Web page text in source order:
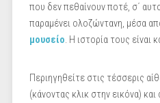
που δεν πεθαίνουν ποτέ, σ΄
παραμένει ολοζώντανη, μέσα
μουσείο. Η ιστορία τους είναι
Περιηγηθείτε στις τέσσερις
(κάνοντας κλικ στην εικόνα)